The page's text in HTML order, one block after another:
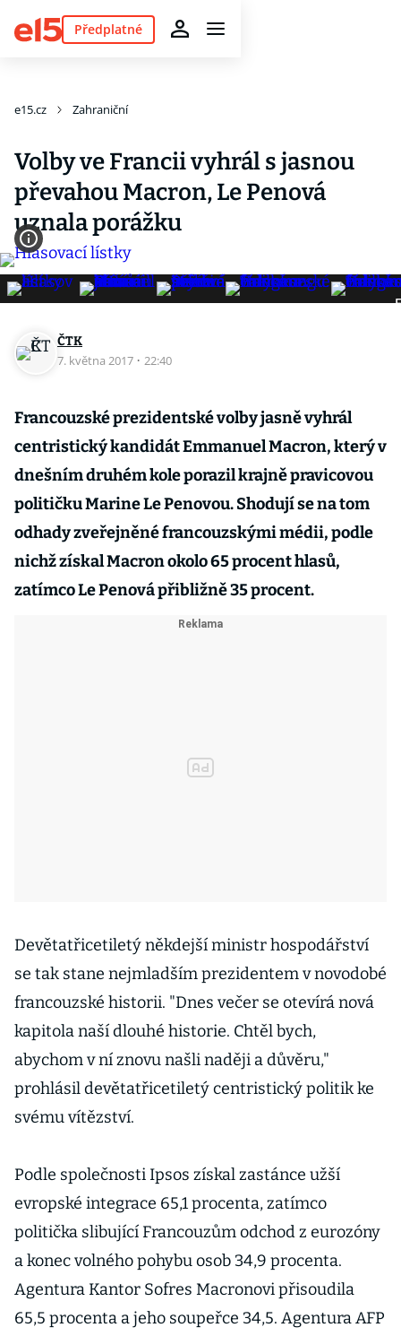
Předplatné
e15.cz Zahraniční
Volby ve Francii vyhrál s jasnou
převahou Macron, Le Penová
uznala porážku
ČTK
7. května 2017 · 22:40
Francouzské prezidentské volby jasně vyhrál
centristický kandidát Emmanuel Macron, který v
dnešním druhém kole porazil krajně pravicovou
političku Marine Le Penovou. Shodují se na tom
odhady zveřejněné francouzskými médii, podle
nichž získal Macron okolo 65 procent hlasů,
zatímco Le Penová přibližně 35 procent.
Devětatřicetiletý někdejší ministr hospodářství
se tak stane nejmladším prezidentem v novodobé
francouzské historii. "Dnes večer se otevírá nová
kapitola naší dlouhé historie. Chtěl bych,
abychom v ní znovu našli naději a důvěru,"
prohlásil devětatřicetiletý centristický politik ke
svému vítězství.
Podle společnosti Ipsos získal zastánce užší
evropské integrace 65,1 procenta, zatímco
politička slibující Francouzům odchod z eurozóny
a konec volného pohybu osob 34,9 procenta.
Agentura Kantor Sofres Macronovi přisoudila
65,5 procenta a jeho soupeřce 34,5. Agentura AFP